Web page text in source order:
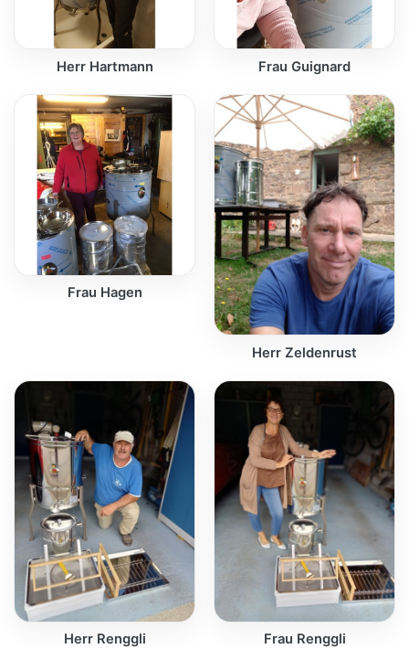
Herr Hartmann Frau Guignard
Frau Hagen
Herr Zeldenrust
Herr Renggli Frau Renggli